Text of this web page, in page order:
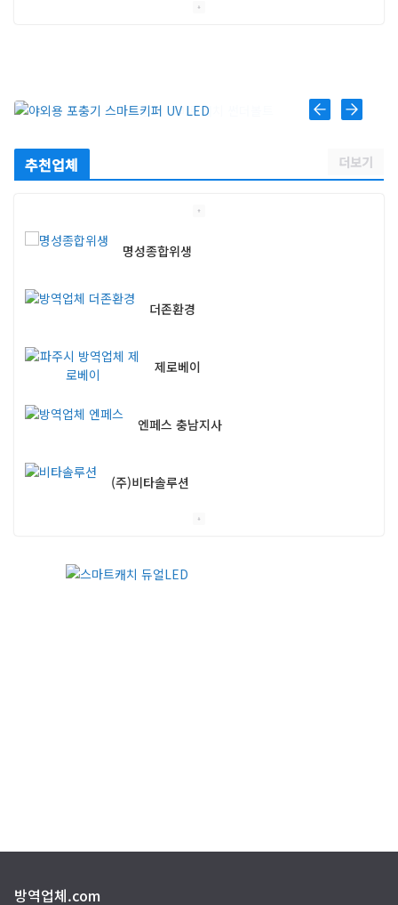
추천업체 더보기
명성종합위생
더존환경
제로베이
엔페스 충남지사
(주)비타솔루션
방역업체.com